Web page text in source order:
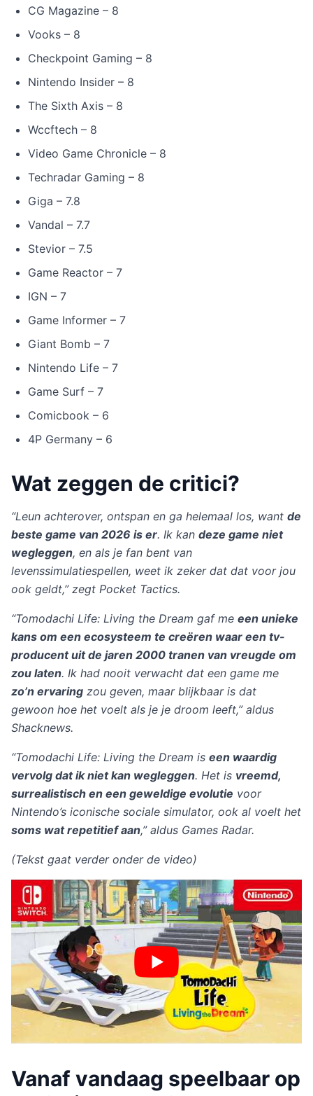
CG Magazine – 8
Vooks – 8
Checkpoint Gaming – 8
Nintendo Insider – 8
The Sixth Axis – 8
Wccftech – 8
Video Game Chronicle – 8
Techradar Gaming – 8
Giga – 7.8
Vandal – 7.7
Stevior – 7.5
Game Reactor – 7
IGN – 7
Game Informer – 7
Giant Bomb – 7
Nintendo Life – 7
Game Surf – 7
Comicbook – 6
4P Germany – 6
Wat zeggen de critici?
“Leun achterover, ontspan en ga helemaal los, want de
beste game van 2026 is er. Ik kan deze game niet
wegleggen, en als je fan bent van
levenssimulatiespellen, weet ik zeker dat dat voor jou
ook geldt,” zegt Pocket Tactics.
“Tomodachi Life: Living the Dream gaf me een unieke
kans om een ​​ecosysteem te creëren waar een tv-
producent uit de jaren 2000 tranen van vreugde om
zou laten. Ik had nooit verwacht dat een game me
zo’n ervaring zou geven, maar blijkbaar is dat
gewoon hoe het voelt als je je droom leeft,” aldus
Shacknews.
“Tomodachi Life: Living the Dream is een waardig
vervolg dat ik niet kan wegleggen. Het is vreemd,
surrealistisch en een geweldige evolutie voor
Nintendo’s iconische sociale simulator, ook al voelt het
soms wat repetitief aan,” aldus Games Radar.
(Tekst gaat verder onder de video)
Vanaf vandaag speelbaar op